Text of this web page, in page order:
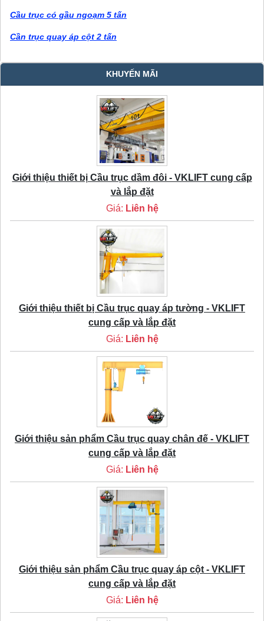
Cầu trục có gầu ngoạm 5 tấn
Cần trục quay áp cột 2 tấn
KHUYẾN MÃI
Giới thiệu thiết bị Cầu trục dầm đôi - VKLIFT cung cấp
và lắp đặt
Giá: Liên hệ
Giới thiệu thiết bị Cầu trục quay áp tường - VKLIFT
cung cấp và lắp đặt
Giá: Liên hệ
Giới thiệu sản phẩm Cầu trục quay chân đế - VKLIFT
cung cấp và lắp đặt
Giá: Liên hệ
Giới thiệu sản phẩm Cầu trục quay áp cột - VKLIFT
cung cấp và lắp đặt
Giá: Liên hệ